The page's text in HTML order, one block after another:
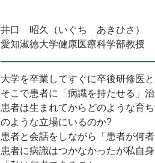
井口 昭久（いぐち あきひさ）
愛知淑徳大学健康医療科学部教授
大学を卒業してすぐに卒後研修医
そこで患者に「病識を持たせる」
患者は生まれてからどのような育
のような立場にいるのか?
患者と会話をしながら「患者が何
患者に病識はつかなかったが私自